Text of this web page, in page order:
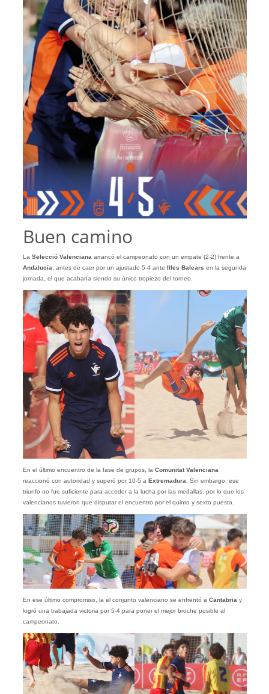
Buen camino
La Selecció Valenciana arrancó el campeonato con un empate (2-2) frente a
Andalucía , antes de caer por un ajustado 5-4 ante Illes Balears en la segunda
jornada, el que acabaría siendo su único tropiezo del torneo.
En el último encuentro de la fase de grupos, la Comunitat Valenciana
reaccionó con autoridad y superó por 10-5 a Extremadura . Sin embargo, ese
triunfo no fue suficiente para acceder a la lucha por las medallas, por lo que los
valencianos tuvieron que disputar el encuentro por el quinto y sexto puesto.
En ese último compromiso, la el conjunto valenciano se enfrentó a Cantabria y
logró una trabajada victoria por 5-4 para poner el mejor broche posible al
campeonato.